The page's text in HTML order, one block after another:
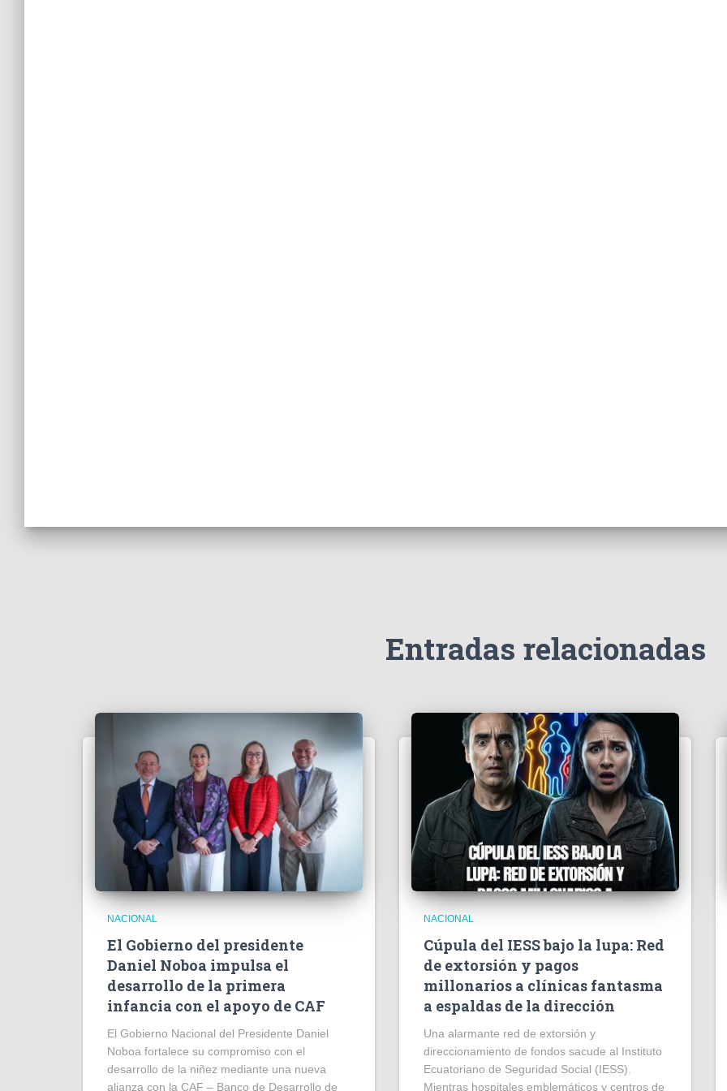
Entradas relacionadas
NACIONAL
El Gobierno del presidente
Daniel Noboa impulsa el
desarrollo de la primera
infancia con el apoyo de CAF
El Gobierno Nacional del Presidente Daniel
Noboa fortalece su compromiso con el
desarrollo de la niñez mediante una nueva
alianza con la CAF – Banco de Desarrollo de
NACIONAL
Cúpula del IESS bajo la lupa: Red
de extorsión y pagos
millonarios a clínicas fantasma
a espaldas de la dirección
​Una alarmante red de extorsión y
direccionamiento de fondos sacude al Instituto
Ecuatoriano de Seguridad Social (IESS).
Mientras hospitales emblemáticos y centros de